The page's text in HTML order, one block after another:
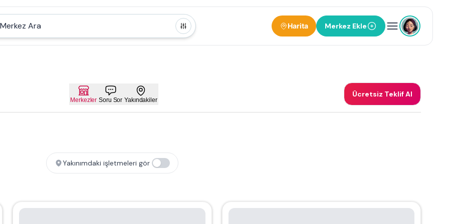
Merkez Ara Harita Merkez Ekle
Merkezler Soru Sor Yakındakiler
Ücretsiz Teklif Al
Yakınımdaki işletmeleri gör